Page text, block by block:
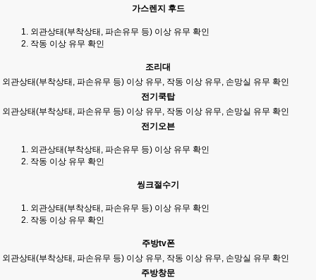
가스렌지 후드
외관상태(부착상태, 파손유무 등) 이상 유무 확인
작동 이상 유무 확인
조리대
외관상태(부착상태, 파손유무 등) 이상 유무, 작동 이상 유무, 손망실 유무 확인
전기쿡탑
외관상태(부착상태, 파손유무 등) 이상 유무, 작동 이상 유무, 손망실 유무 확인
전기오븐
외관상태(부착상태, 파손유무 등) 이상 유무 확인
작동 이상 유무 확인
씽크절수기
외관상태(부착상태, 파손유무 등) 이상 유무 확인
작동 이상 유무 확인
주방tv폰
외관상태(부착상태, 파손유무 등) 이상 유무, 작동 이상 유무, 손망실 유무 확인
주방창문